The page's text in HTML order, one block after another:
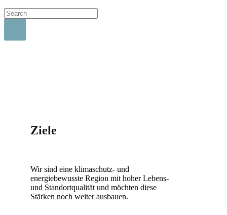
Ziele
Wir sind eine klimaschutz- und
energiebewusste Region mit hoher Lebens-
und Standortqualität und möchten diese
Stärken noch weiter ausbauen.